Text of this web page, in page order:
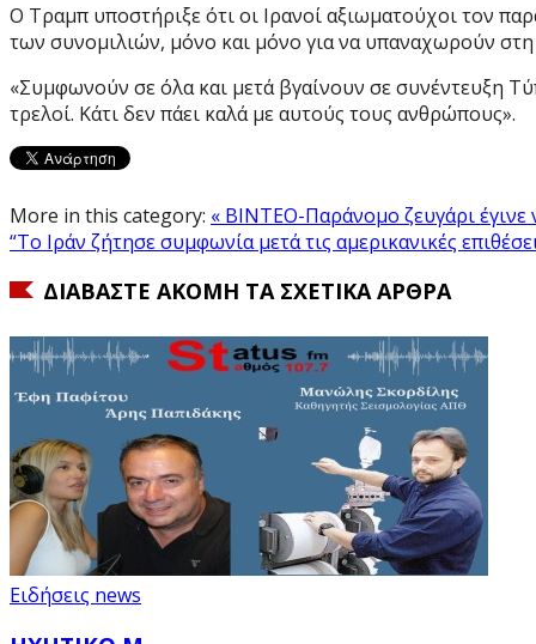
Ο Τραμπ υποστήριξε ότι οι Ιρανοί αξιωματούχοι τον
των συνομιλιών, μόνο και μόνο για να υπαναχωρούν στη
«Συμφωνούν σε όλα και μετά βγαίνουν σε συνέντευξη
τρελοί. Κάτι δεν πάει καλά με αυτούς τους ανθρώπους».
More in this category: « ΒΙΝΤΕΟ-Παράνομο ζευγάρι
“Το Ιράν ζήτησε συμφωνία μετά τις αμερικανικές
ΔΙΑΒΆΣΤΕ ΑΚΌΜΗ ΤΑ ΣΧΕΤΙΚΆ ΆΡΘΡΑ
Ειδήσεις news